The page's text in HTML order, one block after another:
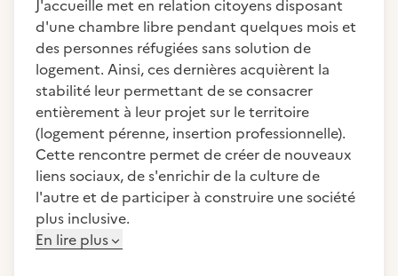
J'accueille met en relation citoyens disposant
d'une chambre libre pendant quelques mois et
des personnes réfugiées sans solution de
logement. Ainsi, ces dernières acquièrent la
stabilité leur permettant de se consacrer
entièrement à leur projet sur le territoire
(logement pérenne, insertion professionnelle).
Cette rencontre permet de créer de nouveaux
liens sociaux, de s'enrichir de la culture de
l'autre et de participer à construire une société
plus inclusive.
En lire plus